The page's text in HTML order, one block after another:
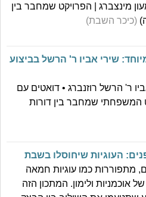
מינצברג | הפרויקט שמחבר בין
(כיכר השבת)
שירי אביו ר' הרשל בביצוע
ר' הרשל רוזנברג • דואטים עם
המשפחתי שמחבר בין דורות
העוגיות שיחוסלו בשבת
מתפוררות כמו עוגיות חמאה
אוכמניות ולימון. המתכון הזה